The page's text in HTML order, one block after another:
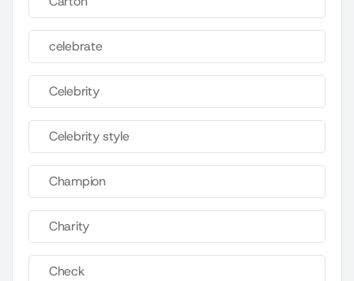
celebrate
Celebrity
Celebrity style
Champion
Charity
Check